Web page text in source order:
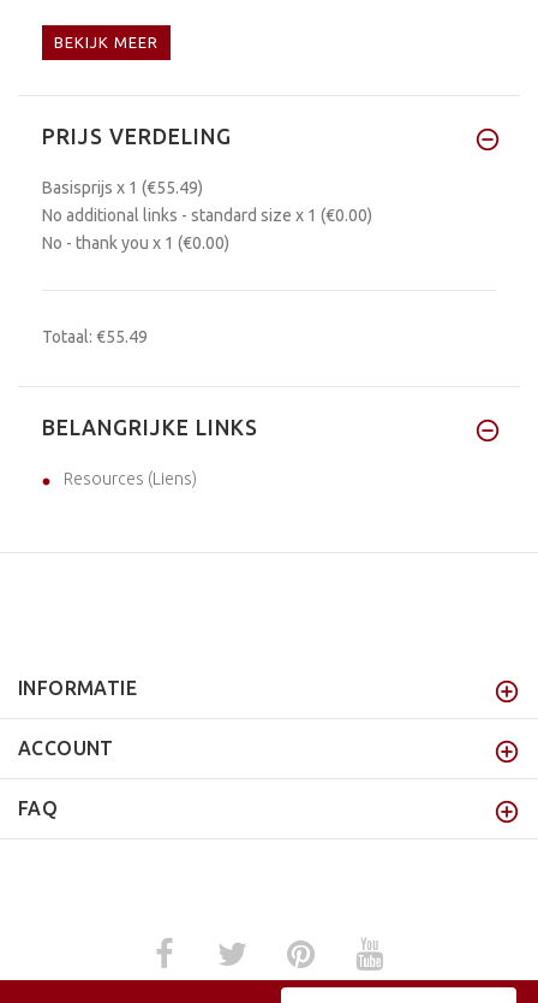
BEKIJK MEER
PRIJS VERDELING
Basisprijs x 1 (€55.49)
No additional links - standard size x 1 (€0.00)
No - thank you x 1 (€0.00)
Totaal: €55.49
BELANGRIJKE LINKS
Resources (Liens)
INFORMATIE
ACCOUNT
FAQ